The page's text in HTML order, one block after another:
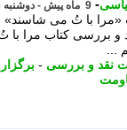
- 9 ماه پیش - دوشنبه 26 آبان 1404، 08:50
با تُ می شاسند»
و بررسی کتاب مرا
...
نقد و بررسی - برگزار